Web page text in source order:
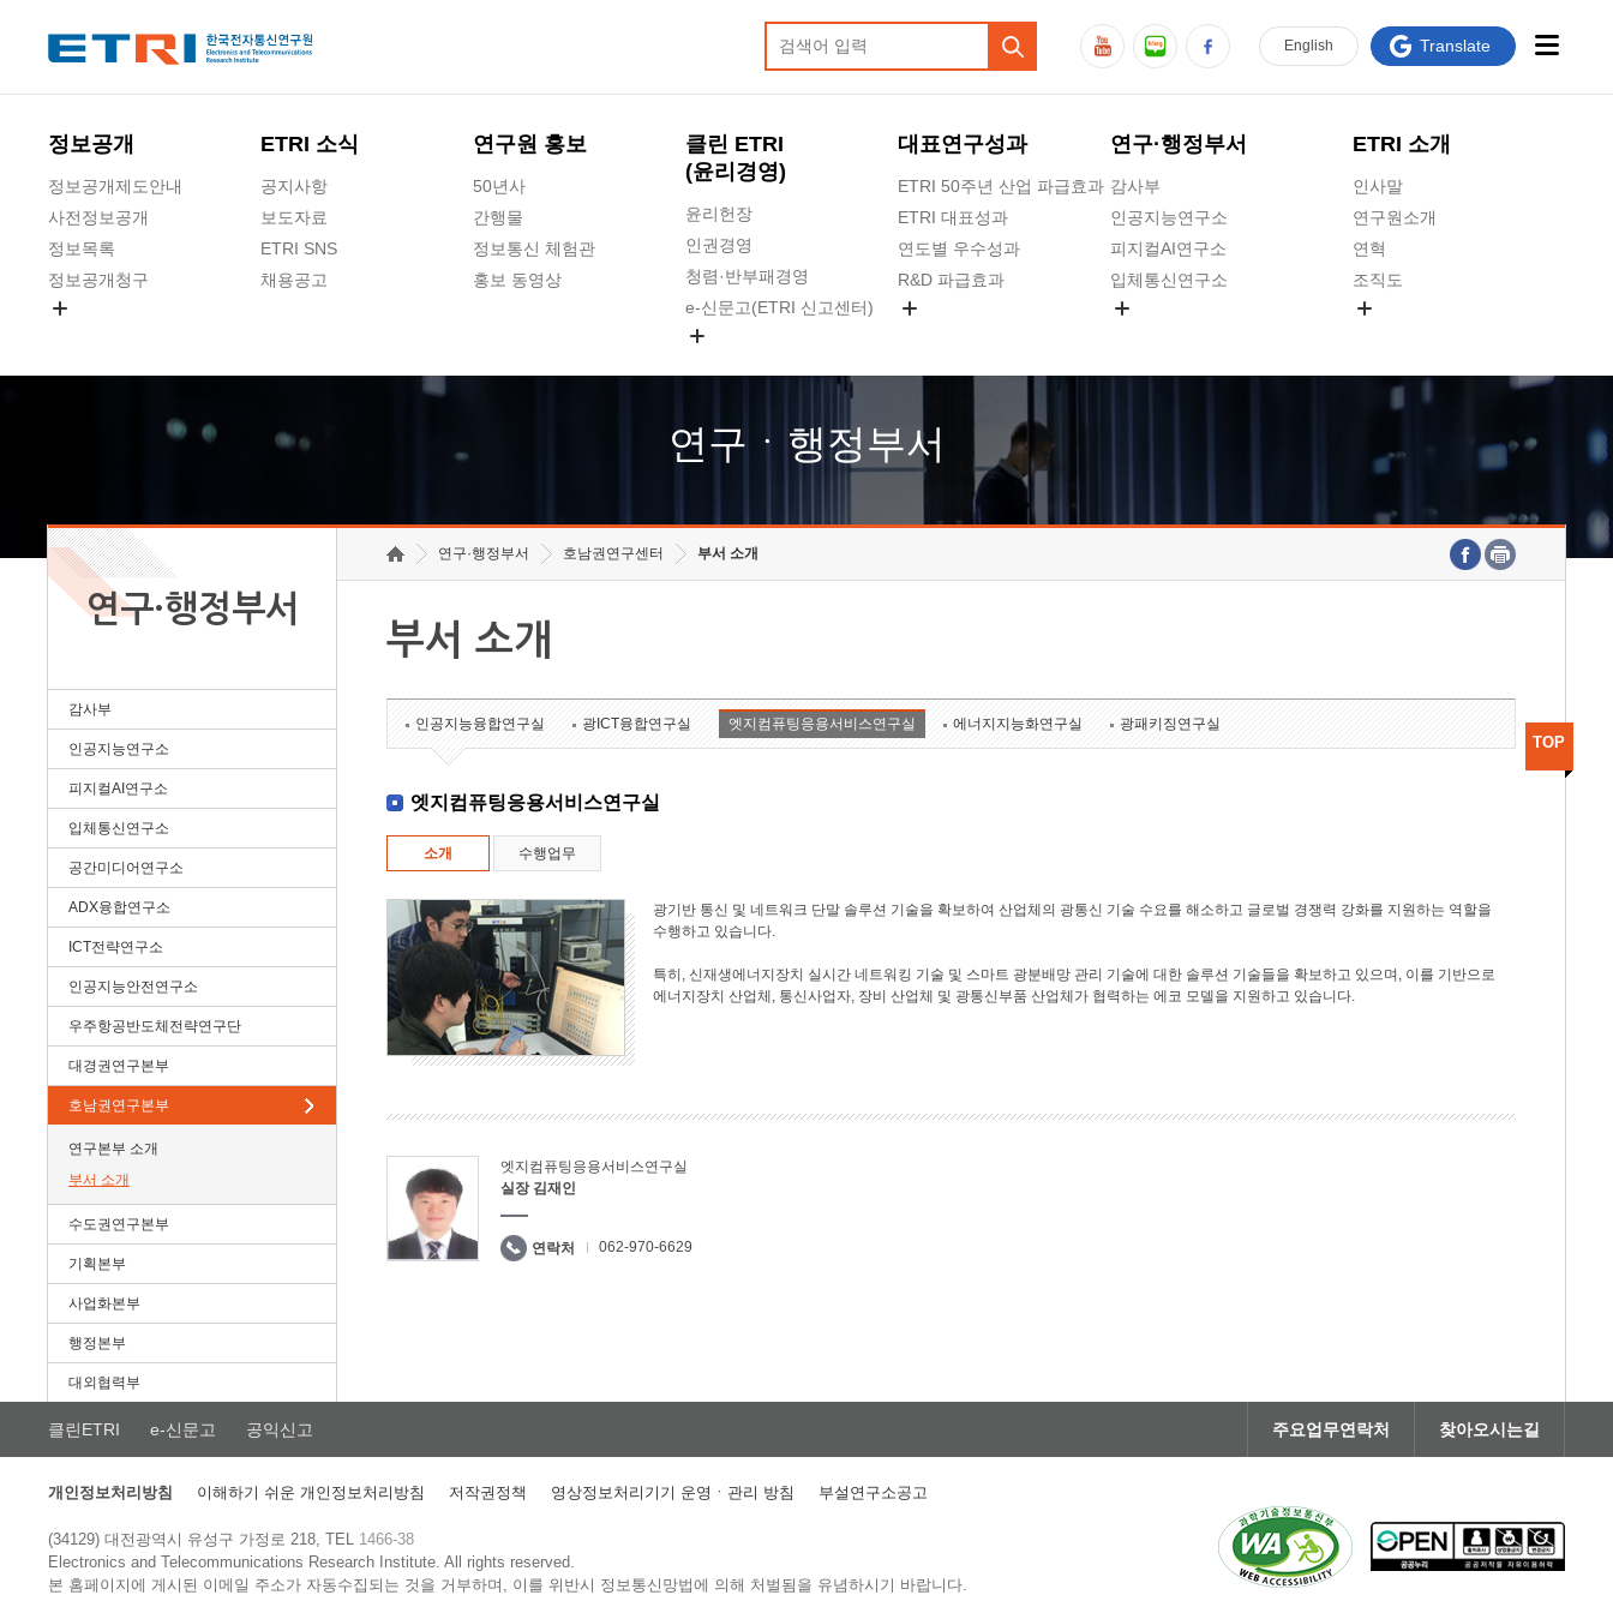
정보공개
정보공개제도안내
사전정보공개
정보목록
정보공개청구
ETRI 소식
공지사항
보도자료
ETRI SNS
채용공고
연구원 홍보
50년사
간행물
정보통신 체험관
홍보 동영상
클린 ETRI
(윤리경영)
윤리헌장
인권경영
청렴·반부패경영
e-신문고(ETRI 신고센터)
고객의소리
수의계약 현황
대표연구성과
ETRI 50주년 산업 파급효과
ETRI 대표성과
연도별 우수성과
R&D 파급효과
연구·행정부서
감사부
인공지능연구소
피지컬AI연구소
입체통신연구소
호남권연구본부
기획본부
ETRI 소개
인사말
연구원소개
연혁
조직도
연구원 고객헌장
주요업무연락처
English Translate
연구ㆍ행정부서
연구·행정부서
감사부
인공지능연구소
피지컬AI연구소
입체통신연구소
공간미디어연구소
ADX융합연구소
ICT전략연구소
인공지능안전연구소
우주항공반도체전략연구단
대경권연구본부
호남권연구본부
연구본부 소개
부서 소개
수도권연구본부
기획본부
사업화본부
행정본부
대외협력부
연구·행정부서 호남권연구센터 부서 소개
부서 소개
인공지능융합연구실 광ICT융합연구실 엣지컴퓨팅응용서비스연구실 에너지지능화연구실 광패키징연구실
엣지컴퓨팅응용서비스연구실
소개 수행업무
광기반 통신 및 네트워크 단말 솔루션 기술을 확보하여 산업체의 광통신 기술 수요를 해소하고 글로벌 경쟁력 강화를 지원하는 역할을
수행하고 있습니다.
특히, 신재생에너지장치 실시간 네트워킹 기술 및 스마트 광분배망 관리 기술에 대한 솔루션 기술들을 확보하고 있으며, 이를 기반으로
에너지장치 산업체, 통신사업자, 장비 산업체 및 광통신부품 산업체가 협력하는 에코 모델을 지원하고 있습니다.
엣지컴퓨팅응용서비스연구실
실장 김재인
연락처 062-970-6629
TOP
클린ETRI e-신문고 공익신고 주요업무연락처 찾아오시는길
개인정보처리방침 이해하기 쉬운 개인정보처리방침 저작권정책 영상정보처리기기 운영ㆍ관리 방침 부설연구소공고
(34129) 대전광역시 유성구 가정로 218, TEL 1466-38
Electronics and Telecommunications Research Institute.All rights reserved.
본 홈페이지에 게시된 이메일 주소가 자동수집되는 것을 거부하며, 이를 위반시 정보통신망법에 의해 처벌됨을 유념하시기 바랍니다.